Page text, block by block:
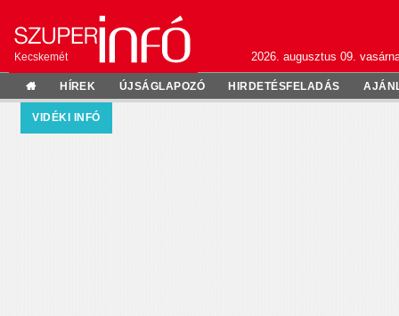
Kecskemét 2026. augusztus 09.
HÍREK ÚJSÁGLAPOZÓ HIRDETÉSFELADÁS
VIDÉKI INFÓ